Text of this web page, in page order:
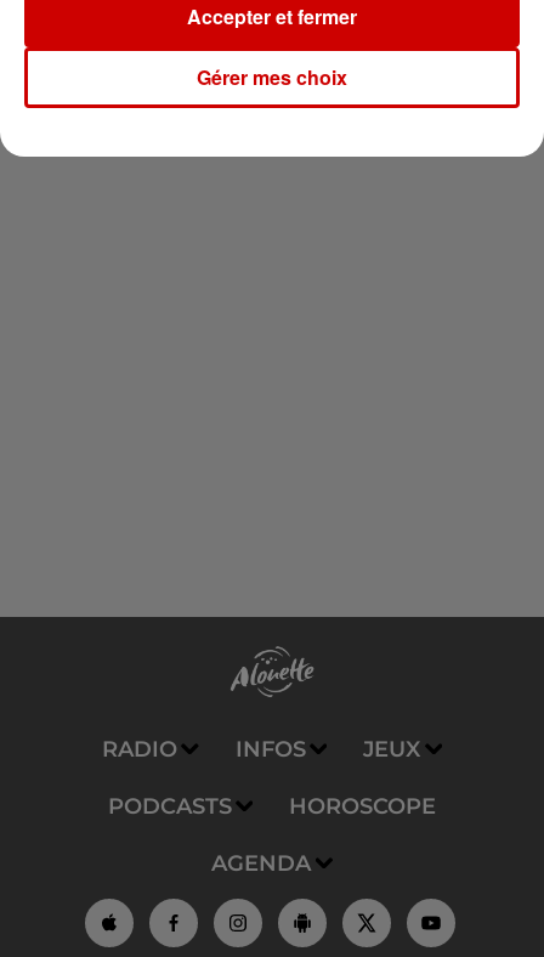
Newsletter
RADIO INFOS JEUX
PODCASTS HOROSCOPE
AGENDA
Gérer mes choix
Accepter et fermer